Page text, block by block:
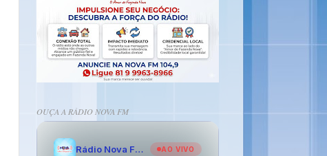
OUÇA A RÁDIO NOVA FM
Rádio Nova FM - O Amor de Fazenda Nova AO VIVO